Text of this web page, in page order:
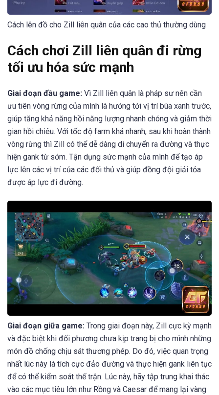
Cách lên đồ cho Zill liên quân của các cao thủ thường dùng
Cách chơi Zill liên quân đi rừng
tối ưu hóa sức mạnh
Giai đoạn đầu game: Vì Zill liên quân là pháp sư nên cần
ưu tiên vòng rừng của mình là hướng tới vị trí bùa xanh trước,
giúp tăng khả năng hồi năng lượng nhanh chóng và giảm thời
gian hồi chiêu. Với tốc độ farm khá nhanh, sau khi hoàn thành
vòng rừng thì Zill có thể dễ dàng di chuyển ra đường và thực
hiện gank từ sớm. Tận dụng sức mạnh của mình để tạo áp
lực lên các vị trí của các đối thủ và giúp đồng đội giải tỏa
được áp lực đi đường.
Giai đoạn giữa game: Trong giai đoạn này, Zill cực kỳ mạnh
và đặc biệt khi đối phương chưa kịp trang bị cho mình những
món đồ chống chịu sát thương phép. Do đó, việc quan trọng
nhất lúc này là tích cực đảo đường và thực hiện gank liên tục
để có thể kiểm soát thế trận. Lúc này, hãy tập trung khai thác
vào các mục tiêu lớn như Rồng và Caesar để mang lại vàng